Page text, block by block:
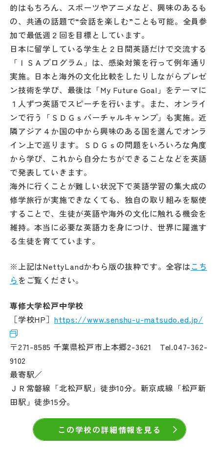
的はもちろん、スポーツやアニメなど、興味のあるも
の、共通の話題で“会話を楽しむ”ことも可能。全員参
加で最低週２回を目標としています。
日本に留学している学生と２日間英語だけで交流する
「ＩＳＡプログラム」は、感染対策を行って例年通り
実施。日本と海外の文化比較をしたりしながらプレゼ
ン技術を学び、最後は「My Future Goal」をテーマに
１人ずつ英語でスピーチを行います。また、オンライ
ンで行う「ＳＤＧｓバーチャルキャンプ」も実施。近
隣アジア４か国の中から興味のある国を選んでオンラ
イン上で巡ります。ＳＤＧｓの問題をいろいろな角度
から学び、これから自分たちができることなどを英語
で発表していきます。
海外に行くことが難しい状況下で英語学習の集大成の
修学旅行が実施できなくても、独自の取り組みを駆使
することで、生徒が英語や海外の文化に触れる機会を
維持。本当に必要な英語力を身につけ、世界に躍進す
る生徒を育てています。
※上記はNettyLandかわら版の抜粋です。全容はこち
ら をご覧ください。
専修大学松戸中学校
［学校HP］ https://www.senshu-u-matsudo.ed.jp/
〒271-8585 千葉県松戸市上本郷2-3621 Tel.047-362-
9102
最寄駅／
ＪＲ常磐線「北松戸駅」徒歩10分。新京成線「松戸新
田駅」徒歩15分。
この学校の詳細情報を見る